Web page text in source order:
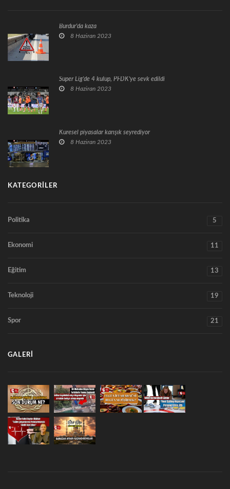
Burdur'da kaza
8 Haziran 2023
Süper Lig'de 4 kulüp, PFDK'ye sevk edildi
8 Haziran 2023
Küresel piyasalar karışık seyrediyor
8 Haziran 2023
KATEGORILER
Politika 5
Ekonomi 11
Eğitim 13
Teknoloji 19
Spor 21
GALERI